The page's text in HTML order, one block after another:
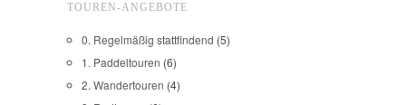
TOUREN-ANGEBOTE
0. Regelmäßig stattfindend (5)
1. Paddeltouren (6)
2. Wandertouren (4)